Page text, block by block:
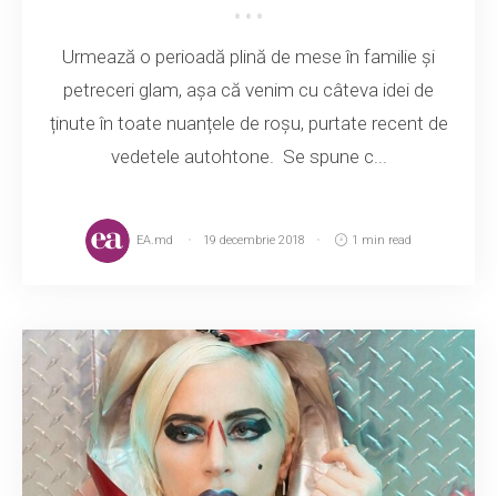
Urmează o perioadă plină de mese în familie și
petreceri glam, așa că venim cu câteva idei de
ținute în toate nuanțele de roșu, purtate recent de
vedetele autohtone. Se spune c...
EA.md 19 decembrie 2018 1 min read